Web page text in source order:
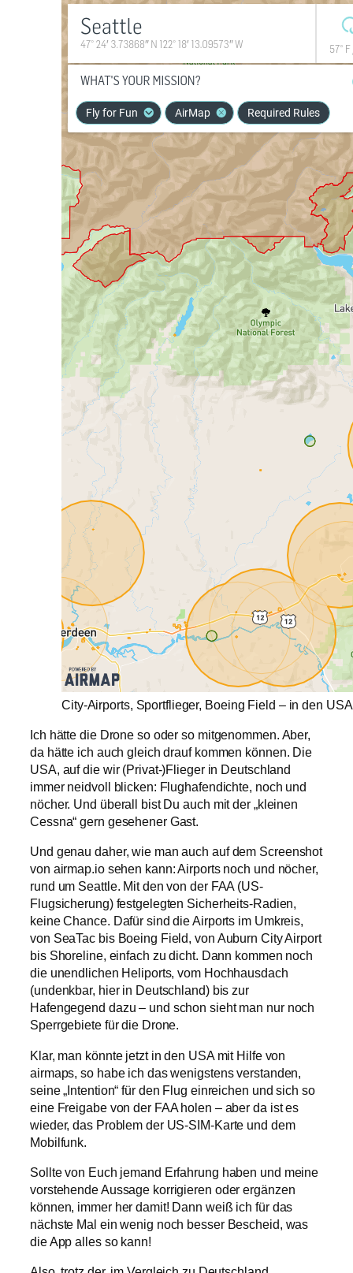
City-Airports, Sportflieger, Boeing Field – in den
Ich hätte die Drone so oder so mitgenommen. Aber,
da hätte ich auch gleich drauf kommen können. Die
USA, auf die wir (Privat-)Flieger in Deutschland
immer neidvoll blicken: Flughafendichte, noch und
nöcher. Und überall bist Du auch mit der „kleinen
Cessna“ gern gesehener Gast.
Und genau daher, wie man auch auf dem Screenshot
von airmap.io sehen kann: Airports noch und nöcher,
rund um Seattle. Mit den von der FAA (US-
Flugsicherung) festgelegten Sicherheits-Radien,
keine Chance. Dafür sind die Airports im Umkreis,
von SeaTac bis Boeing Field, von Auburn City Airport
bis Shoreline, einfach zu dicht. Dann kommen noch
die unendlichen Heliports, vom Hochhausdach
(undenkbar, hier in Deutschland) bis zur
Hafengegend dazu – und schon sieht man nur noch
Sperrgebiete für die Drone.
Klar, man könnte jetzt in den USA mit Hilfe von
airmaps, so habe ich das wenigstens verstanden,
seine „Intention“ für den Flug einreichen und sich so
eine Freigabe von der FAA holen – aber da ist es
wieder, das Problem der US-SIM-Karte und dem
Mobilfunk.
Sollte von Euch jemand Erfahrung haben und meine
vorstehende Aussage korrigieren oder ergänzen
können, immer her damit! Dann weiß ich für das
nächste Mal ein wenig noch besser Bescheid, was
die App alles so kann!